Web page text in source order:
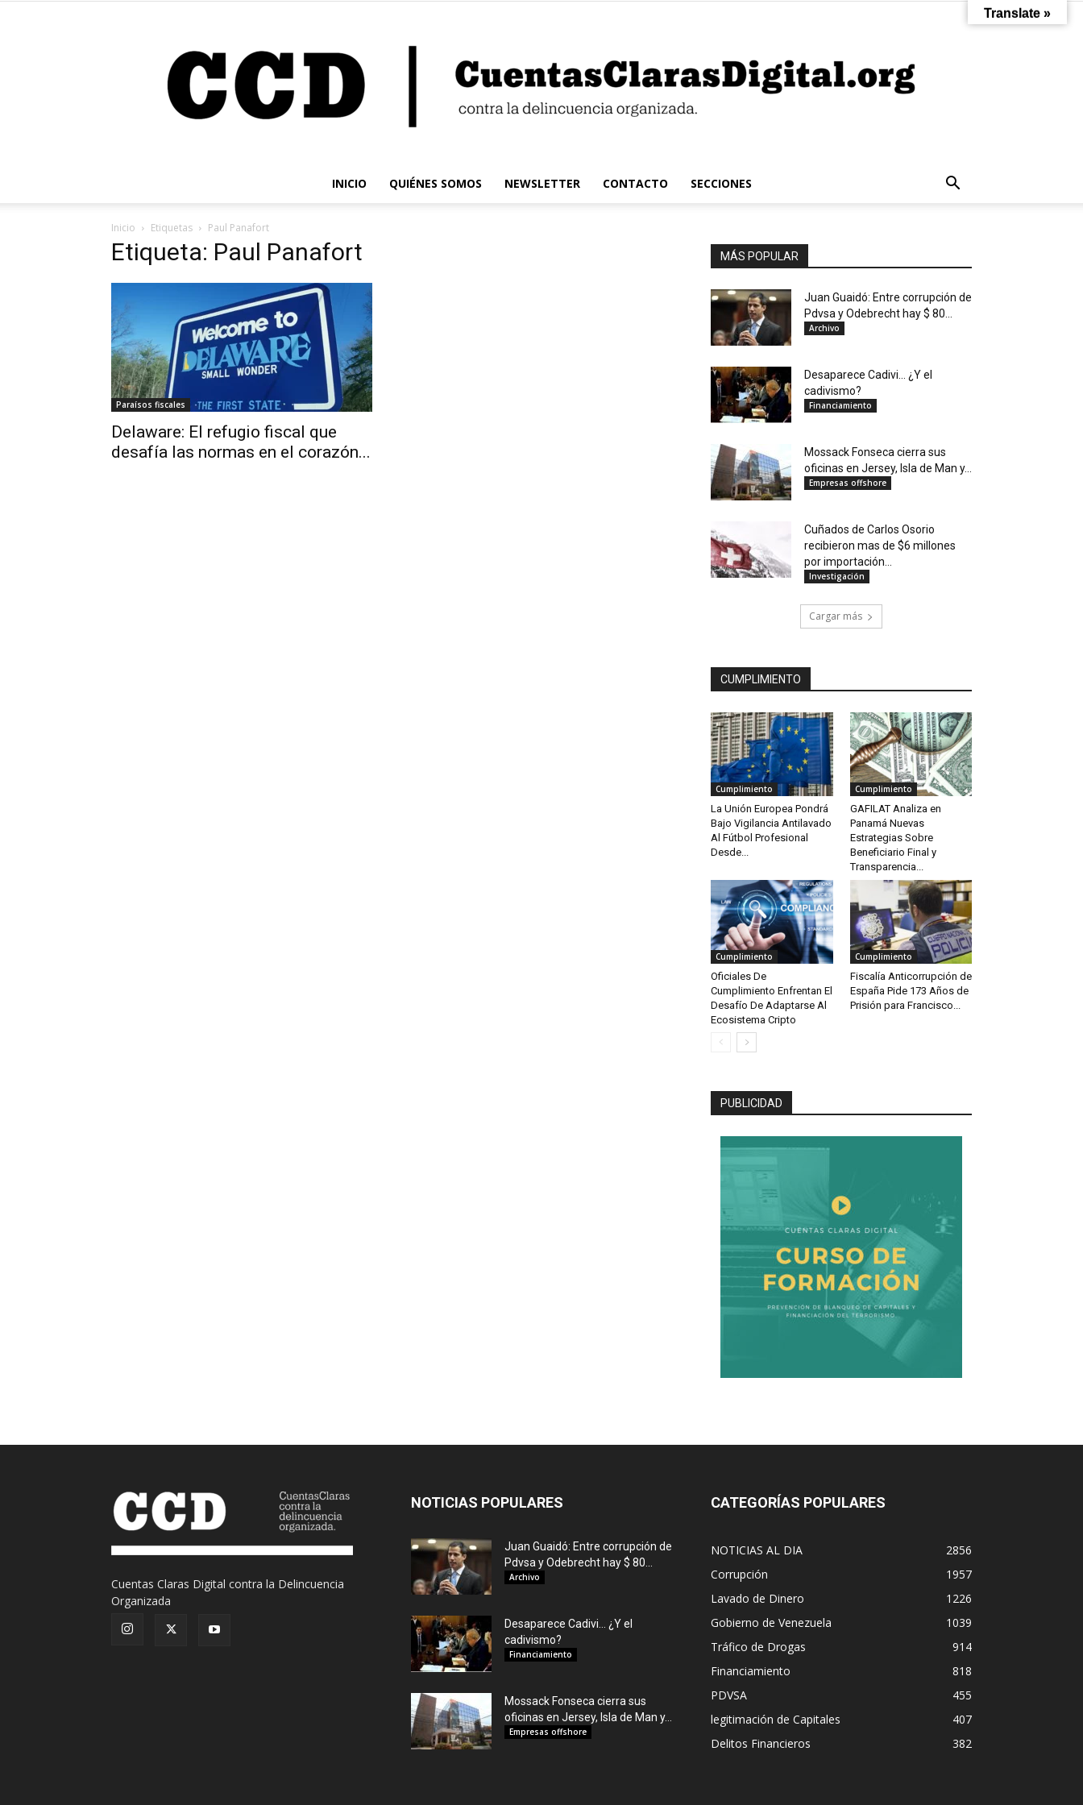
INICIO QUIÉNES SOMOS NEWSLETTER CONTACTO SECCIONES
Inicio Etiquetas Paul Panafort
Etiqueta: Paul Panafort
Paraísos fiscales
Delaware: El refugio fiscal que
desafía las normas en el corazón...
MÁS POPULAR
Juan Guaidó: Entre corrupción de
Pdvsa y Odebrecht hay $ 80...
Archivo
Desaparece Cadivi… ¿Y el
cadivismo?
Financiamiento
Mossack Fonseca cierra sus
oficinas en Jersey, Isla de Man y...
Empresas offshore
Cuñados de Carlos Osorio
recibieron mas de $6 millones
por importación...
Investigación
Cargar más
CUMPLIMIENTO
Cumplimiento
La Unión Europea Pondrá
Bajo Vigilancia Antilavado
Al Fútbol Profesional
Desde...
Cumplimiento
GAFILAT Analiza en
Panamá Nuevas
Estrategias Sobre
Beneficiario Final y
Transparencia...
Cumplimiento
Oficiales De
Cumplimiento Enfrentan El
Desafío De Adaptarse Al
Ecosistema Cripto
Cumplimiento
Fiscalía Anticorrupción de
España Pide 173 Años de
Prisión para Francisco...
PUBLICIDAD
Cuentas Claras Digital contra la Delincuencia
Organizada
NOTICIAS POPULARES
Juan Guaidó: Entre corrupción de
Pdvsa y Odebrecht hay $ 80...
Archivo
Desaparece Cadivi… ¿Y el
cadivismo?
Financiamiento
Mossack Fonseca cierra sus
oficinas en Jersey, Isla de Man y...
Empresas offshore
CATEGORÍAS POPULARES
NOTICIAS AL DIA
2856
Corrupción
1957
Lavado de Dinero
1226
Gobierno de Venezuela
1039
Tráfico de Drogas
914
Financiamiento
818
PDVSA
455
legitimación de Capitales
407
Delitos Financieros
382
Translate »